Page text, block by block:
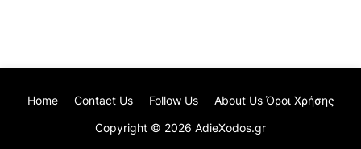
Copyright © 2026 AdieXodos.gr
Home Contact Us Follow Us About Us Όροι Χρήσης